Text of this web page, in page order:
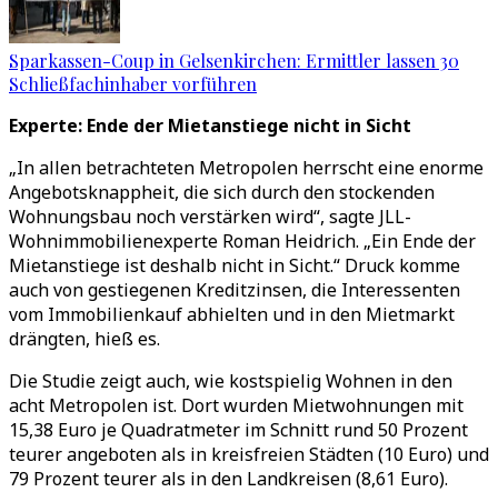
Sparkassen-Coup in Gelsenkirchen: Ermittler lassen 30
Schließfachinhaber vorführen
Experte: Ende der Mietanstiege nicht in Sicht
„In allen betrachteten Metropolen herrscht eine enorme
Angebotsknappheit, die sich durch den stockenden
Wohnungsbau noch verstärken wird“, sagte JLL-
Wohnimmobilienexperte Roman Heidrich. „Ein Ende der
Mietanstiege ist deshalb nicht in Sicht.“ Druck komme
auch von gestiegenen Kreditzinsen, die Interessenten
vom Immobilienkauf abhielten und in den Mietmarkt
drängten, hieß es.
Die Studie zeigt auch, wie kostspielig Wohnen in den
acht Metropolen ist. Dort wurden Mietwohnungen mit
15,38 Euro je Quadratmeter im Schnitt rund 50 Prozent
teurer angeboten als in kreisfreien Städten (10 Euro) und
79 Prozent teurer als in den Landkreisen (8,61 Euro).